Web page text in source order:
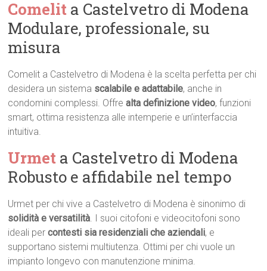
Comelit a Castelvetro di Modena 
Modulare, professionale, su
misura
Comelit a Castelvetro di Modena è la scelta perfetta per chi
desidera un sistema scalabile e adattabile, anche in
condomini complessi. Offrealta definizione video, funzioni
smart, ottima resistenza alle intemperie e un’interfaccia
intuitiva.
Urmet a Castelvetro di Modena 
Robusto e affidabile nel tempo
Urmet per chi vive a Castelvetro di Modena è sinonimo di
solidità e versatilità. I suoi citofoni e videocitofoni sono
ideali percontesti sia residenziali che aziendali, e
supportano sistemi multiutenza. Ottimi per chi vuole un
impianto longevo con manutenzione minima.